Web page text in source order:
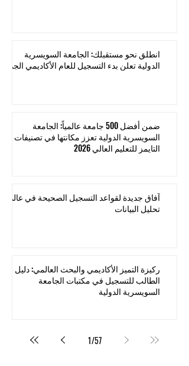
انطلق نحو مستقبلك: الجامعة السويسرية
الدولية تعلن بدء التسجيل للعام الأكاديمي الجديد
ضمن أفضل 500 جامعة عالمياً: الجامعة
السويسرية الدولية تعزز مكانتها في تصنيفات
التايمز للتعليم العالي 2026
آفاق جديدة لقواعد التسجيل الصحيحة في عالم
تحليل البيانات
ركيزة التميز الأكاديمي والبحث العالمي: دليل
الطالب للتسجيل في مكتبات الجامعة
السويسرية الدولية
1/57